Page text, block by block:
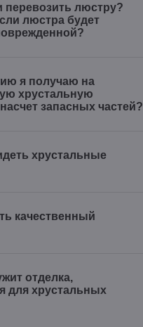
перевозить люстру?
люстра будет
я получаю на
хрустальную
запасных частей?
хрустальные
качественный
отделка,
для хрустальных